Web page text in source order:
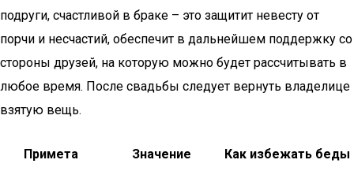
подруги, счастливой в браке – это защитит невесту от
порчи и несчастий, обеспечит в дальнейшем поддержку со
стороны друзей, на которую можно будет рассчитывать в
любое время. После свадьбы следует вернуть владелице
взятую вещь.
Примета Значение
Как избежать беды